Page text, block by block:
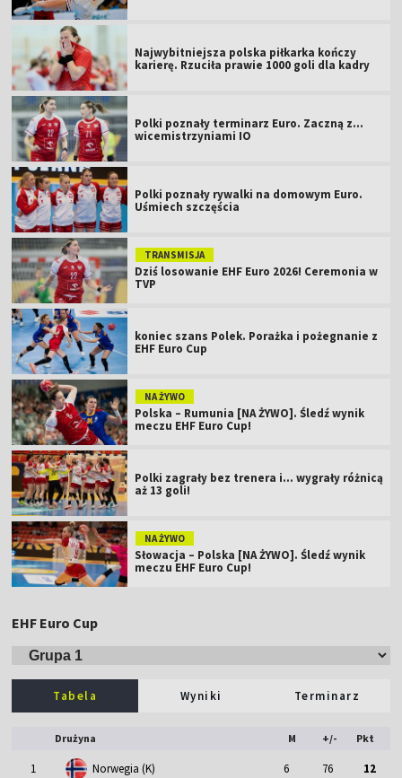
Najwybitniejsza polska piłkarka kończy
karierę. Rzuciła prawie 1000 goli dla kadry
Polki poznały terminarz Euro. Zaczną z...
wicemistrzyniami IO
Polki poznały rywalki na domowym Euro.
Uśmiech szczęścia
TRANSMISJA
Dziś losowanie EHF Euro 2026! Ceremonia w
TVP
koniec szans Polek. Porażka i pożegnanie z
EHF Euro Cup
NA ŻYWO
Polska – Rumunia [NA ŻYWO]. Śledź wynik
meczu EHF Euro Cup!
Polki zagrały bez trenera i... wygrały różnicą
aż 13 goli!
NA ŻYWO
Słowacja – Polska [NA ŻYWO]. Śledź wynik
meczu EHF Euro Cup!
EHF Euro Cup
Tabela Wyniki Terminarz
Drużyna M +/- Pkt
1 Norwegia (K) 6 76 12